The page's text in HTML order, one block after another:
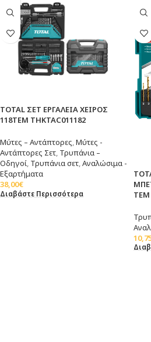
TOTAL ΣΕΤ ΕΡΓΑΛΕΙΑ ΧΕΙΡΟΣ
118ΤΕΜ THKTAC011182
Μύτες – Αντάπτορες,Μύτες -
Αντάπτορες Σετ, Τρυπάνια –
Οδηγοί, Τρυπάνια σετ,Αναλώσιμα -
Εξαρτήματα
38,00€
Διαβάστε Περισσότερα
ΤΕΜ